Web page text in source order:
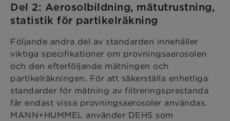
Del 2: Aerosolbildning, mätutrustning,
statistik för partikelräkning
Följande andra del av standarden innehåller
viktiga specifikationer om provningsaerosolen
och den efterföljande mätningen och
partikelräkningen. För att säkerställa enhetliga
standarder för mätning av filtreringsprestanda
får endast vissa provningsaerosoler användas.
MANN+HUMMEL använder DEHS som